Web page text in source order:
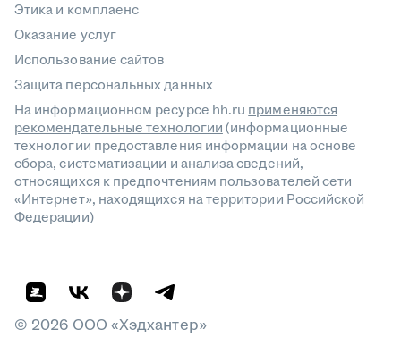
Этика и комплаенс
Оказание услуг
Использование сайтов
Защита персональных данных
На информационном ресурсе hh.ru применяются
рекомендательные технологии(информационные
технологии предоставления информации на основе
сбора, систематизации и анализа сведений,
относящихся к предпочтениям пользователей сети
«Интернет», находящихся на территории Российской
Федерации)
© 2026 ООО «Хэдхантер»